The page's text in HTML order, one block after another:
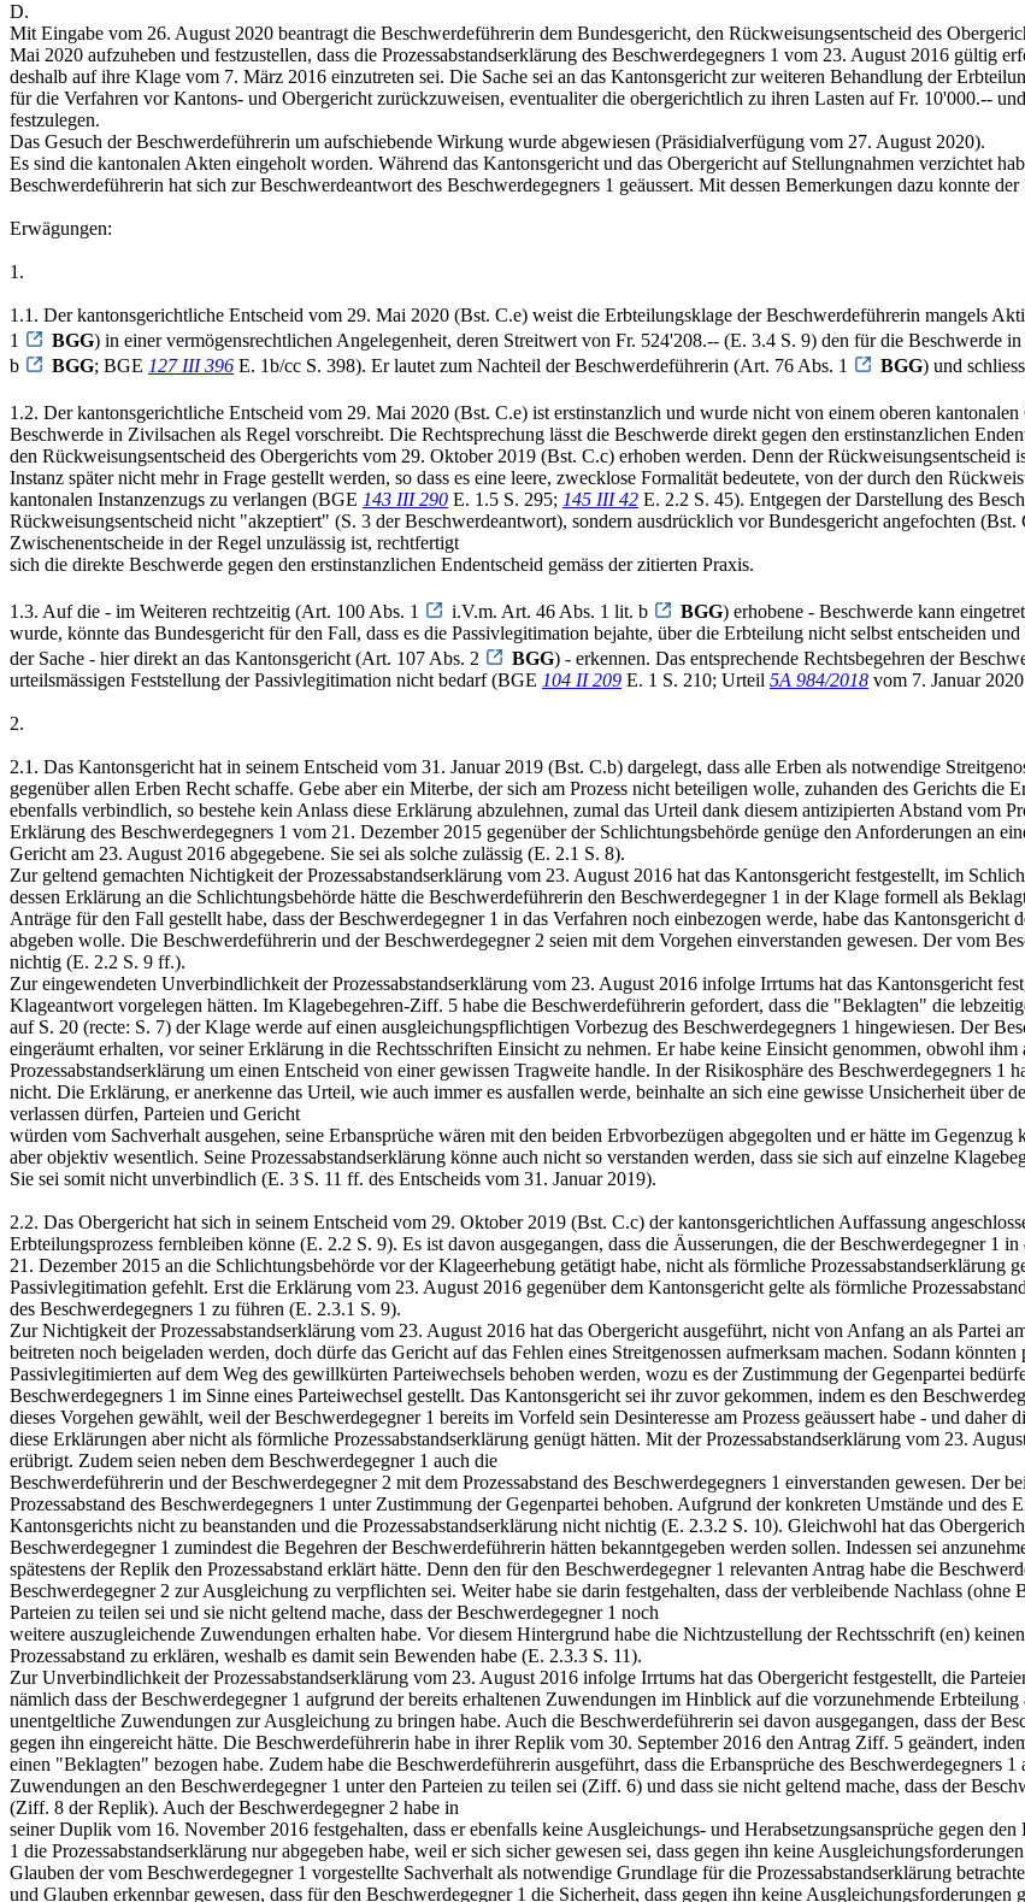
D.
Mit Eingabe vom 26. August 2020 beantragt die Beschwerdeführerin dem Bundesgericht, den Rückweisungsentscheid des
Mai 2020 aufzuheben und festzustellen, dass die Prozessabstandserklärung des Beschwerdegegners 1 vom 23. August 2016 gültig
deshalb auf ihre Klage vom 7. März 2016 einzutreten sei. Die Sache sei an das Kantonsgericht zur weiteren Behandlung der
für die Verfahren vor Kantons- und Obergericht zurückzuweisen, eventualiter die obergerichtlich zu ihren Lasten auf Fr. 10'000.--
festzulegen.
Das Gesuch der Beschwerdeführerin um aufschiebende Wirkung wurde abgewiesen (Präsidialverfügung vom 27. August 2020).
Es sind die kantonalen Akten eingeholt worden. Während das Kantonsgericht und das Obergericht auf Stellungnahmen verzichtet
Beschwerdeführerin hat sich zur Beschwerdeantwort des Beschwerdegegners 1 geäussert. Mit dessen Bemerkungen dazu konnte
Erwägungen:
1.
1.1. Der kantonsgerichtliche Entscheid vom 29. Mai 2020 (Bst. C.e) weist die Erbteilungsklage der Beschwerdeführerin mangels
1
BGG) in einer vermögensrechtlichen Angelegenheit, deren Streitwert von Fr. 524'208.-- (E. 3.4 S. 9) den für die Beschwerde
b
BGG; BGE 127 III 396 E. 1b/cc S. 398). Er lautet zum Nachteil der Beschwerdeführerin (Art. 76 Abs. 1 BGG) und
1.2. Der kantonsgerichtliche Entscheid vom 29. Mai 2020 (Bst. C.e) ist erstinstanzlich und wurde nicht von einem oberen
Beschwerde in Zivilsachen als Regel vorschreibt. Die Rechtsprechung lässt die Beschwerde direkt gegen den erstinstanzlichen
den Rückweisungsentscheid des Obergerichts vom 29. Oktober 2019 (Bst. C.c) erhoben werden. Denn der
Instanz später nicht mehr in Frage gestellt werden, so dass es eine leere, zwecklose Formalität bedeutete, von der durch den
kantonalen Instanzenzugs zu verlangen (BGE 143 III 290 E. 1.5 S. 295; 145 III 42 E. 2.2 S. 45). Entgegen der Darstellung des
Rückweisungsentscheid nicht "akzeptiert" (S. 3 der Beschwerdeantwort), sondern ausdrücklich vor Bundesgericht angefochten
Zwischenentscheide in der Regel unzulässig ist, rechtfertigt
sich die direkte Beschwerde gegen den erstinstanzlichen Endentscheid gemäss der zitierten Praxis.
1.3. Auf die - im Weiteren rechtzeitig (Art. 100 Abs. 1 i.V.m. Art. 46 Abs. 1 lit. b BGG) erhobene - Beschwerde kann
wurde, könnte das Bundesgericht für den Fall, dass es die Passivlegitimation bejahte, über die Erbteilung nicht selbst entscheiden
der Sache - hier direkt an das Kantonsgericht (Art. 107 Abs. 2
BGG) - erkennen. Das entsprechende Rechtsbegehren der
urteilsmässigen Feststellung der Passivlegitimation nicht bedarf (BGE 104 II 209 E. 1 S. 210; Urteil 5A 984/2018 vom 7. Januar
2.
2.1. Das Kantonsgericht hat in seinem Entscheid vom 31. Januar 2019 (Bst. C.b) dargelegt, dass alle Erben als notwendige
gegenüber allen Erben Recht schaffe. Gebe aber ein Miterbe, der sich am Prozess nicht beteiligen wolle, zuhanden des Gerichts die
ebenfalls verbindlich, so bestehe kein Anlass diese Erklärung abzulehnen, zumal das Urteil dank diesem antizipierten Abstand vom
Erklärung des Beschwerdegegners 1 vom 21. Dezember 2015 gegenüber der Schlichtungsbehörde genüge den Anforderungen an
Gericht am 23. August 2016 abgegebene. Sie sei als solche zulässig (E. 2.1 S. 8).
Zur geltend gemachten Nichtigkeit der Prozessabstandserklärung vom 23. August 2016 hat das Kantonsgericht festgestellt, im
dessen Erklärung an die Schlichtungsbehörde hätte die Beschwerdeführerin den Beschwerdegegner 1 in der Klage formell als
Anträge für den Fall gestellt habe, dass der Beschwerdegegner 1 in das Verfahren noch einbezogen werde, habe das Kantonsgericht
abgeben wolle. Die Beschwerdeführerin und der Beschwerdegegner 2 seien mit dem Vorgehen einverstanden gewesen. Der vom
nichtig (E. 2.2 S. 9 ff.).
Zur eingewendeten Unverbindlichkeit der Prozessabstandserklärung vom 23. August 2016 infolge Irrtums hat das Kantonsgericht
Klageantwort vorgelegen hätten. Im Klagebegehren-Ziff. 5 habe die Beschwerdeführerin gefordert, dass die "Beklagten" die
auf S. 20 (recte: S. 7) der Klage werde auf einen ausgleichungspflichtigen Vorbezug des Beschwerdegegners 1 hingewiesen. Der
eingeräumt erhalten, vor seiner Erklärung in die Rechtsschriften Einsicht zu nehmen. Er habe keine Einsicht genommen, obwohl ihm
Prozessabstandserklärung um einen Entscheid von einer gewissen Tragweite handle. In der Risikosphäre des Beschwerdegegners 1
nicht. Die Erklärung, er anerkenne das Urteil, wie auch immer es ausfallen werde, beinhalte an sich eine gewisse Unsicherheit über
verlassen dürfen, Parteien und Gericht
würden vom Sachverhalt ausgehen, seine Erbansprüche wären mit den beiden Erbvorbezügen abgegolten und er hätte im
aber objektiv wesentlich. Seine Prozessabstandserklärung könne auch nicht so verstanden werden, dass sie sich auf einzelne
Sie sei somit nicht unverbindlich (E. 3 S. 11 ff. des Entscheids vom 31. Januar 2019).
2.2. Das Obergericht hat sich in seinem Entscheid vom 29. Oktober 2019 (Bst. C.c) der kantonsgerichtlichen Auffassung
Erbteilungsprozess fernbleiben könne (E. 2.2 S. 9). Es ist davon ausgegangen, dass die Äusserungen, die der Beschwerdegegner 1
21. Dezember 2015 an die Schlichtungsbehörde vor der Klageerhebung getätigt habe, nicht als förmliche
Passivlegitimation gefehlt. Erst die Erklärung vom 23. August 2016 gegenüber dem Kantonsgericht gelte als förmliche
des Beschwerdegegners 1 zu führen (E. 2.3.1 S. 9).
Zur Nichtigkeit der Prozessabstandserklärung vom 23. August 2016 hat das Obergericht ausgeführt, nicht von Anfang an als Partei
beitreten noch beigeladen werden, doch dürfe das Gericht auf das Fehlen eines Streitgenossen aufmerksam machen. Sodann
Passivlegitimierten auf dem Weg des gewillkürten Parteiwechsels behoben werden, wozu es der Zustimmung der Gegenpartei
Beschwerdegegners 1 im Sinne eines Parteiwechsel gestellt. Das Kantonsgericht sei ihr zuvor gekommen, indem es den
dieses Vorgehen gewählt, weil der Beschwerdegegner 1 bereits im Vorfeld sein Desinteresse am Prozess geäussert habe - und
diese Erklärungen aber nicht als förmliche Prozessabstandserklärung genügt hätten. Mit der Prozessabstandserklärung vom 23.
erübrigt. Zudem seien neben dem Beschwerdegegner 1 auch die
Beschwerdeführerin und der Beschwerdegegner 2 mit dem Prozessabstand des Beschwerdegegners 1 einverstanden gewesen. Der
Prozessabstand des Beschwerdegegners 1 unter Zustimmung der Gegenpartei behoben. Aufgrund der konkreten Umstände und des
Kantonsgerichts nicht zu beanstanden und die Prozessabstandserklärung nicht nichtig (E. 2.3.2 S. 10). Gleichwohl hat das
Beschwerdegegner 1 zumindest die Begehren der Beschwerdeführerin hätten bekanntgegeben werden sollen. Indessen sei
spätestens der Replik den Prozessabstand erklärt hätte. Denn den für den Beschwerdegegner 1 relevanten Antrag habe die
Beschwerdegegner 2 zur Ausgleichung zu verpflichten sei. Weiter habe sie darin festgehalten, dass der verbleibende Nachlass
Parteien zu teilen sei und sie nicht geltend mache, dass der Beschwerdegegner 1 noch
weitere auszugleichende Zuwendungen erhalten habe. Vor diesem Hintergrund habe die Nichtzustellung der Rechtsschrift (en)
Prozessabstand zu erklären, weshalb es damit sein Bewenden habe (E. 2.3.3 S. 11).
Zur Unverbindlichkeit der Prozessabstandserklärung vom 23. August 2016 infolge Irrtums hat das Obergericht festgestellt, die
nämlich dass der Beschwerdegegner 1 aufgrund der bereits erhaltenen Zuwendungen im Hinblick auf die vorzunehmende
unentgeltliche Zuwendungen zur Ausgleichung zu bringen habe. Auch die Beschwerdeführerin sei davon ausgegangen, dass der
gegen ihn eingereicht hätte. Die Beschwerdeführerin habe in ihrer Replik vom 30. September 2016 den Antrag Ziff. 5 geändert,
einen "Beklagten" bezogen habe. Zudem habe die Beschwerdeführerin ausgeführt, dass die Erbansprüche des Beschwerdegegners
Zuwendungen an den Beschwerdegegner 1 unter den Parteien zu teilen sei (Ziff. 6) und dass sie nicht geltend mache, dass der
(Ziff. 8 der Replik). Auch der Beschwerdegegner 2 habe in
seiner Duplik vom 16. November 2016 festgehalten, dass er ebenfalls keine Ausgleichungs- und Herabsetzungsansprüche gegen
1 die Prozessabstandserklärung nur abgegeben habe, weil er sich sicher gewesen sei, dass gegen ihn keine
Glauben der vom Beschwerdegegner 1 vorgestellte Sachverhalt als notwendige Grundlage für die Prozessabstandserklärung
und Glauben erkennbar gewesen, dass für den Beschwerdegegner 1 die Sicherheit, dass gegen ihn keine